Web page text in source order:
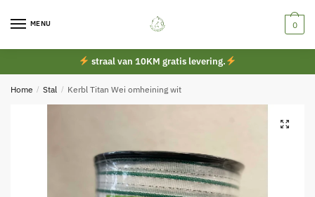
MENU 0
straal van 10KM gratis levering.
Home / Stal / Kerbl Titan Wei omheining wit